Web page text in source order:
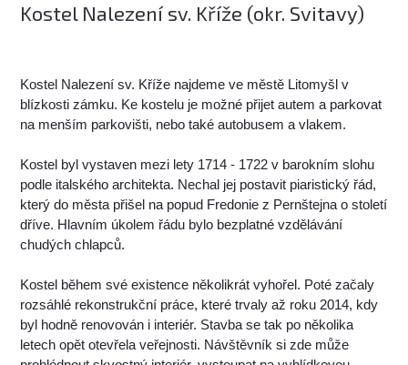
Kostel Nalezení sv. Kříže (okr. Svitavy)
Kostel Nalezení sv. Kříže najdeme ve městě Litomyšl v
blízkosti zámku. Ke kostelu je možné přijet autem a parkovat
na menším parkovišti, nebo také autobusem a vlakem.
Kostel byl vystaven mezi lety 1714 - 1722 v barokním slohu
podle italského architekta. Nechal jej postavit piaristický řád,
který do města přišel na popud Fredonie z Pernštejna o století
dříve. Hlavním úkolem řádu bylo bezplatné vzdělávání
chudých chlapců.
Kostel během své existence několikrát vyhořel. Poté začaly
rozsáhlé rekonstrukční práce, které trvaly až roku 2014, kdy
byl hodně renovován i interiér. Stavba se tak po několika
letech opět otevřela veřejnosti. Návštěvník si zde může